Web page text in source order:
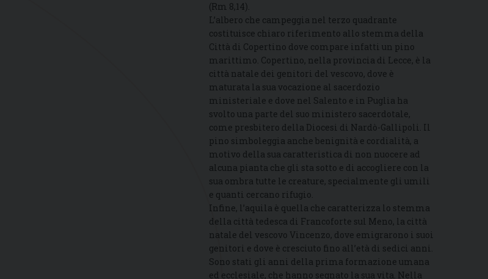
(Rm 8,14).
L’albero che campeggia nel terzo quadrante
costituisce chiaro riferimento allo stemma della
Città di Copertino dove compare infatti un pino
marittimo. Copertino, nella provincia di Lecce, è la
città natale dei genitori del vescovo, dove è
maturata la sua vocazione al sacerdozio
ministeriale e dove nel Salento e in Puglia ha
svolto una parte del suo ministero sacerdotale,
come presbitero della Diocesi di Nardò-Gallipoli. Il
pino simboleggia anche benignità e cordialità, a
motivo della sua caratteristica di non nuocere ad
alcuna pianta che gli sta sotto e di accogliere con la
sua ombra tutte le creature, specialmente gli umili
e quanti cercano rifugio.
Infine, l’aquila è quella che caratterizza lo stemma
della città tedesca di Francoforte sul Meno, la città
natale del vescovo Vincenzo, dove emigrarono i suoi
genitori e dove è cresciuto fino all’età di sedici anni.
Sono stati gli anni della prima formazione umana
ed ecclesiale, che hanno segnato la sua vita. Nella